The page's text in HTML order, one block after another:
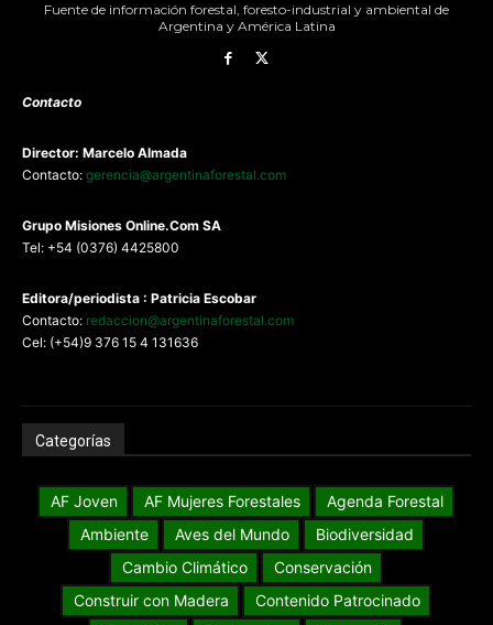
Fuente de información forestal, foresto-industrial y ambiental de
Argentina y América Latina
Contacto
Director: Marcelo Almada
Contacto: gerencia@argentinaforestal.com
Grupo Misiones Online.Com SA
Tel: +54 (0376) 4425800
Editora/periodista : Patricia Escobar
Contacto: redaccion@argentinaforestal.com
Cel: (+54)9 376 15 4 131636
Categorías
AF Joven AF Mujeres Forestales
Agenda Forestal
Ambiente
Aves del Mundo
Biodiversidad
Cambio Climático
Conservación
Construir con Madera
Contenido Patrocinado